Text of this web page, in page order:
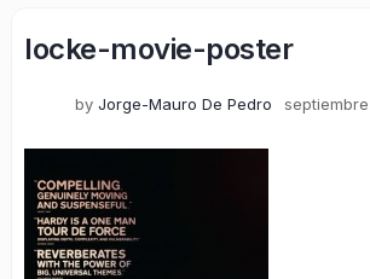
locke-movie-poster
by Jorge-Mauro De Pedro